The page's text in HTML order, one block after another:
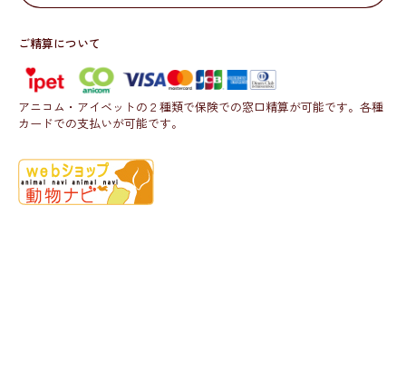
ご精算について
アニコム・アイベットの２種類で保険での窓口精算が可能です。各種
カードでの支払いが可能です。